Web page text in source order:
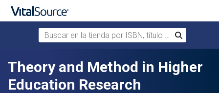
Saltar al contenido principal
Buscar en la tienda por ISBN, título o autor
Buscar
Theory and Method in Higher
Education Research